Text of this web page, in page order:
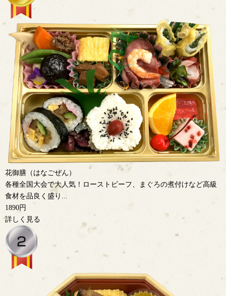
花御膳（はなごぜん）
各種全国大会で大人気！ローストビーフ、まぐろの煮付けなど高級
食材を品良く盛り...
1890円
詳しく見る